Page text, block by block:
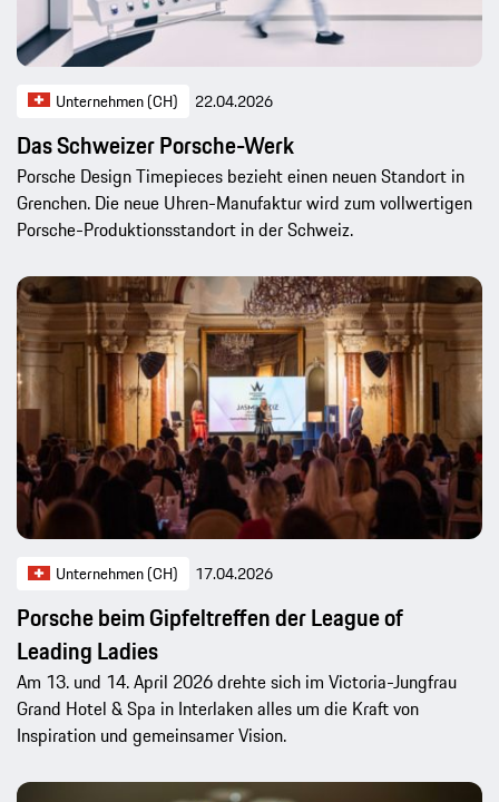
Unternehmen (CH) 22.04.2026
Das Schweizer Porsche-Werk
Porsche Design Timepieces bezieht einen neuen Standort in
Grenchen. Die neue Uhren-Manufaktur wird zum vollwertigen
Porsche-Produktionsstandort in der Schweiz.
Unternehmen (CH) 17.04.2026
Porsche beim Gipfeltreffen der League of
Leading Ladies
Am 13. und 14. April 2026 drehte sich im Victoria-Jungfrau
Grand Hotel & Spa in Interlaken alles um die Kraft von
Inspiration und gemeinsamer Vision.